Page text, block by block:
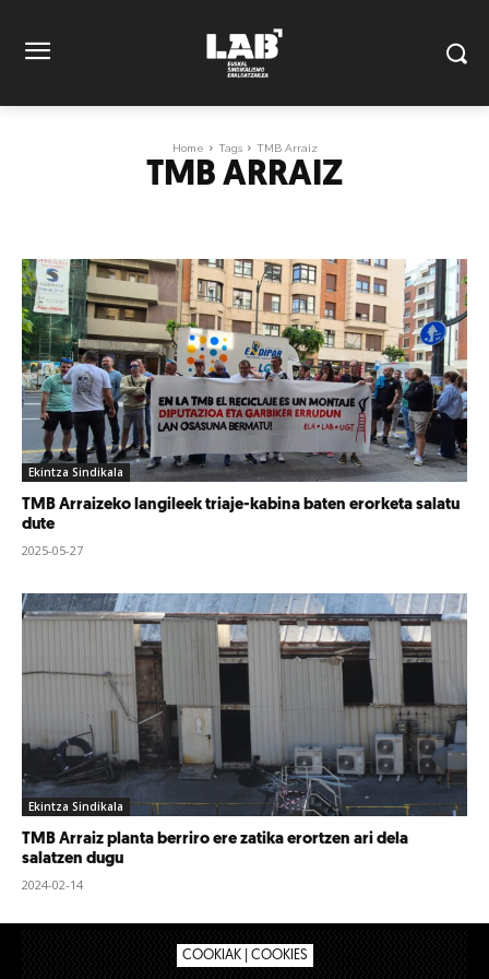
Home Tags TMB Arraiz
TMB ARRAIZ
Ekintza Sindikala
TMB Arraizeko langileek triaje-kabina baten erorketa salatu
dute
2025-05-27
Ekintza Sindikala
TMB Arraiz planta berriro ere zatika erortzen ari dela
salatzen dugu
2024-02-14
COOKIAK | COOKIES